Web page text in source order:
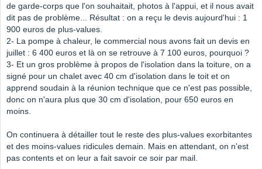
de garde-corps que l'on souhaitait, photos à l'appui, et il nous avait
dit pas de problème... Résultat : on a reçu le devis aujourd'hui : 1
900 euros de plus-values.
2- La pompe à chaleur, le commercial nous avons fait un devis en
juillet : 6 400 euros et là on se retrouve à 7 100 euros, pourquoi ?
3- Et un gros problème à propos de l'isolation dans la toiture, on a
signé pour un chalet avec 40 cm d'isolation dans le toit et on
apprend soudain à la réunion technique que ce n'est pas possible,
donc on n'aura plus que 30 cm d'isolation, pour 650 euros en
moins.
On continuera à détailler tout le reste des plus-values exorbitantes
et des moins-values ridicules demain. Mais en attendant, on n'est
pas contents et on leur a fait savoir ce soir par mail.